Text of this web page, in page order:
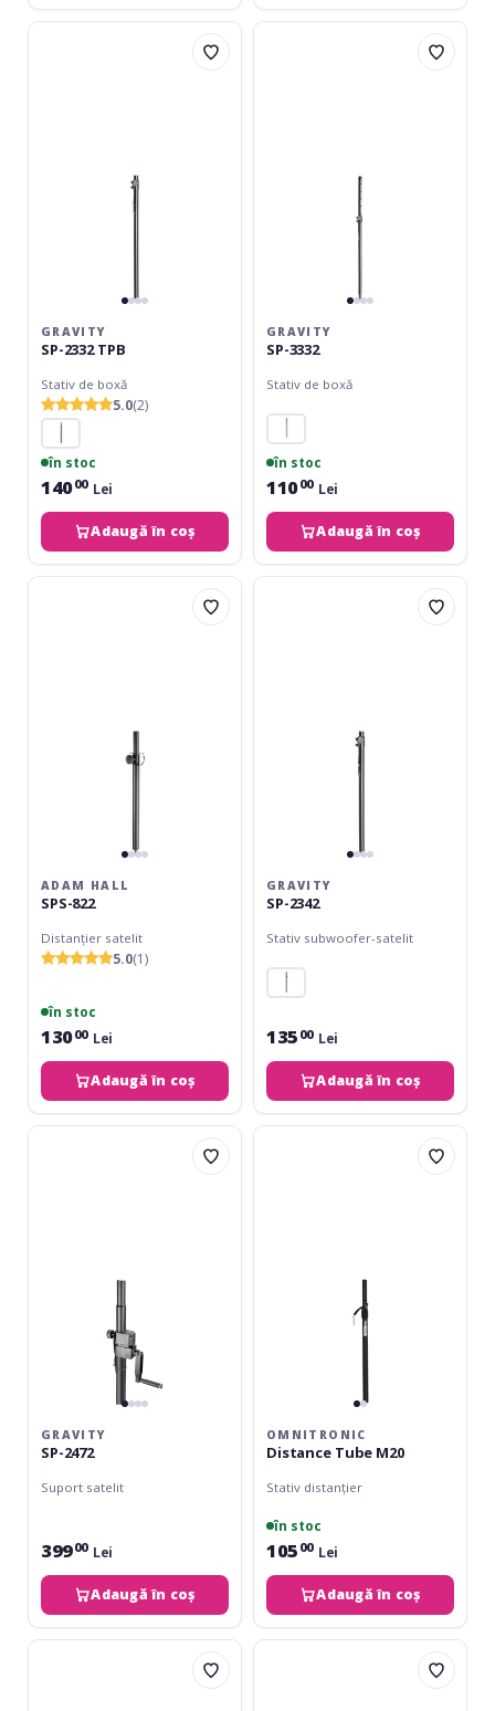
Gravity
GRAVITY
SP-2332 TPB
Stativ de boxă
5.0(2)
în stoc
14000 Lei
Adaugă în coș
Gravity
GRAVITY
SP-3332
Stativ de boxă
în stoc
11000 Lei
Adaugă în coș
Adam
ADAM HALL
SPS-822
Distanțier satelit
5.0(1)
în stoc
13000 Lei
Adaugă în coș
Gravity
GRAVITY
SP-2342
Stativ subwoofer-satelit
135 00 Lei
Adaugă în coș
Gravity
GRAVITY
SP-2472
Suport satelit
39900 Lei
Adaugă în coș
Omnitronic
OMNITRONIC
Distance Tube M20
Stativ distanțier
în stoc
105 00 Lei
Adaugă în coș
K&M
JamStands